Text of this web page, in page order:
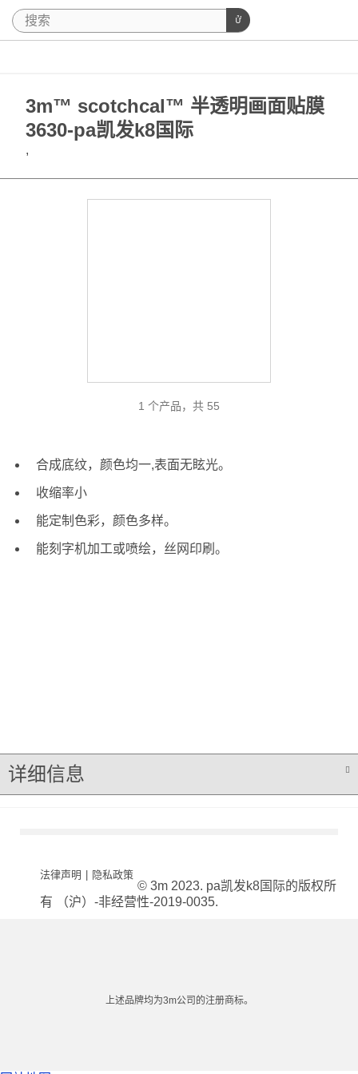
3m™ scotchcal™ 半透明画面贴膜
3630-pa凯发k8国际
,
1 个产品，共 55
合成底纹，颜色均一,表面无眩光。
收缩率小
能定制色彩，颜色多样。
能刻字机加工或喷绘，丝网印刷。
详细信息
法律声明 | 隐私政策
© 3m 2023. pa凯发k8国际的版权所
有 （沪）-非经营性-2019-0035.
上述品牌均为3m公司的注册商标。